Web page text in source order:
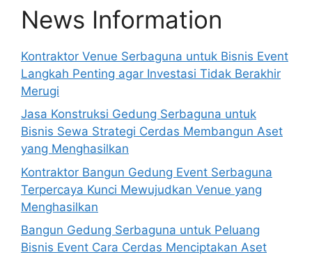
v
eNews Information
Kontraktor Venue Serbaguna untuk Bisnis Event
Langkah Penting agar Investasi Tidak Berakhir
Merugi
Jasa Konstruksi Gedung Serbaguna untuk
Bisnis Sewa Strategi Cerdas Membangun Aset
yang Menghasilkan
Kontraktor Bangun Gedung Event Serbaguna
Terpercaya Kunci Mewujudkan Venue yang
Menghasilkan
Bangun Gedung Serbaguna untuk Peluang
Bisnis Event Cara Cerdas Menciptakan Aset